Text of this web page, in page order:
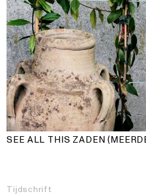
SEE ALL THIS ZADEN
Tijdschrift